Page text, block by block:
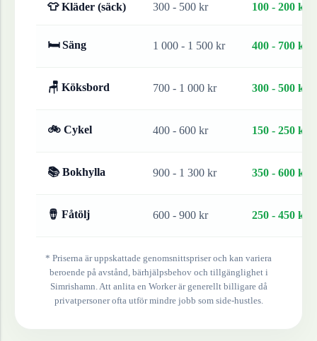
👕 Kläder (säck) 300 - 500 kr 100 - 200 kr
🛏 Säng 1 000 - 1 500 kr 400 - 700 kr
🪑 Köksbord 700 - 1 000 kr 300 - 500 kr
🚲 Cykel 400 - 600 kr 150 - 250 kr
📚 Bokhylla 900 - 1 300 kr 350 - 600 kr
🪘 Fåtölj 600 - 900 kr 250 - 450 kr
* Priserna är uppskattade genomsnittspriser och kan variera
beroende på avstånd, bärhjälpsbehov och tillgänglighet i
Simrishamn. Att anlita en Worker är generellt billigare då
privatpersoner ofta utför mindre jobb som side-hustles.